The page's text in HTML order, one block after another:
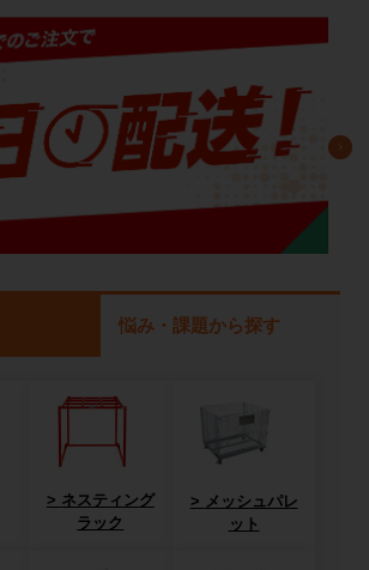
悩み・課題から探す
ネスティング
ラック
メッシュパレ
ット